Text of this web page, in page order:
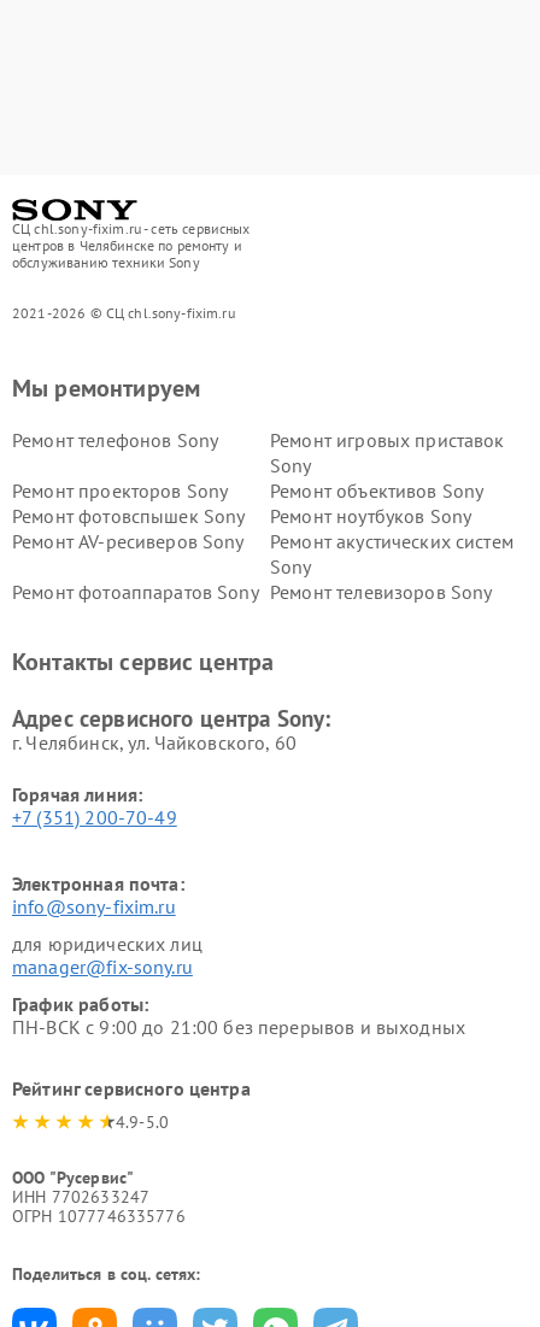
СЦ chl.sony-fixim.ru - сеть сервисных
центров в Челябинске по ремонту и
обслуживанию техники Sony
2021-2026 © СЦ chl.sony-fixim.ru
Мы ремонтируем
Ремонт телефонов Sony
Ремонт игровых приставок
Sony
Ремонт проекторов Sony
Ремонт объективов Sony
Ремонт фотовспышек Sony
Ремонт ноутбуков Sony
Ремонт AV-ресиверов Sony
Ремонт акустических систем
Sony
Ремонт фотоаппаратов Sony Ремонт телевизоров Sony
Контакты сервис центра
Адрес сервисного центра Sony:
г. Челябинск, ул. Чайковского, 60
Горячая линия:
+7 (351) 200-70-49
Электронная почта:
info@sony-fixim.ru
для юридических лиц
manager@fix-sony.ru
График работы:
ПН-ВСК с 9:00 до 21:00 без перерывов и выходных
Рейтинг сервисного центра
4.9-5.0
ООО "Русервис"
ИНН 7702633247
ОГРН 1077746335776
Поделиться в соц. сетях: